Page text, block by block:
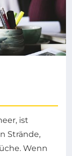
ist
Strände,
Wenn